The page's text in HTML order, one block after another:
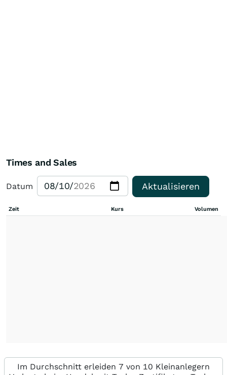
Times and Sales
Datum Aktualisieren
Zeit Kurs Volumen
Im Durchschnitt erleiden 7 von 10 Kleinanlegern